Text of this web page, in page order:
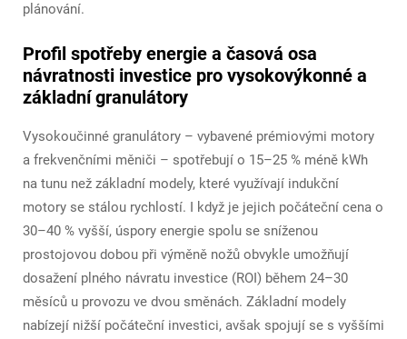
plánování.
Profil spotřeby energie a časová osa
návratnosti investice pro vysokovýkonné a
základní granulátory
Vysokoučinné granulátory – vybavené prémiovými motory
a frekvenčními měniči – spotřebují o 15–25 % méně kWh
na tunu než základní modely, které využívají indukční
motory se stálou rychlostí. I když je jejich počáteční cena o
30–40 % vyšší, úspory energie spolu se sníženou
prostojovou dobou při výměně nožů obvykle umožňují
dosažení plného návratu investice (ROI) během 24–30
měsíců u provozu ve dvou směnách. Základní modely
nabízejí nižší počáteční investici, avšak spojují se s vyššími